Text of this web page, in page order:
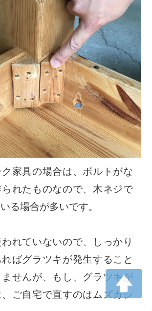
家具の場合は、ボルトがな
れたものなので、木ネジで
る場合が多いです。
れていないので、しっかり
ばグラツキが発生すること
せんが、もし、グラツキが
ご自宅で直すのはムズカシ